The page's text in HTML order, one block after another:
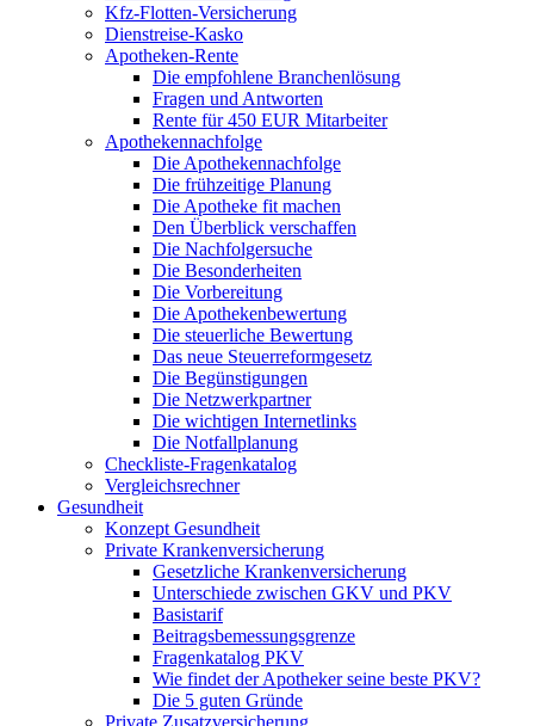
Kfz-Flotten-Versicherung
Dienstreise-Kasko
Apotheken-Rente
Die empfohlene Branchenlösung
Fragen und Antworten
Rente für 450 EUR Mitarbeiter
Apothekennachfolge
Die Apothekennachfolge
Die frühzeitige Planung
Die Apotheke fit machen
Den Überblick verschaffen
Die Nachfolgersuche
Die Besonderheiten
Die Vorbereitung
Die Apothekenbewertung
Die steuerliche Bewertung
Das neue Steuerreformgesetz
Die Begünstigungen
Die Netzwerkpartner
Die wichtigen Internetlinks
Die Notfallplanung
Checkliste-Fragenkatalog
Vergleichsrechner
Gesundheit
Konzept Gesundheit
Private Krankenversicherung
Gesetzliche Krankenversicherung
Unterschiede zwischen GKV und PKV
Basistarif
Beitragsbemessungsgrenze
Fragenkatalog PKV
Wie findet der Apotheker seine beste PKV?
Die 5 guten Gründe
Private Zusatzversicherung